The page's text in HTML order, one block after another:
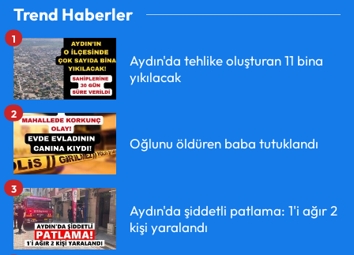
Trend Haberler
Aydın'da tehlike oluşturan 11 bina
yıkılacak
1
Oğlunu öldüren baba tutuklandı
2
Aydın'da şiddetli patlama: 1'i ağır 2
kişi yaralandı
3